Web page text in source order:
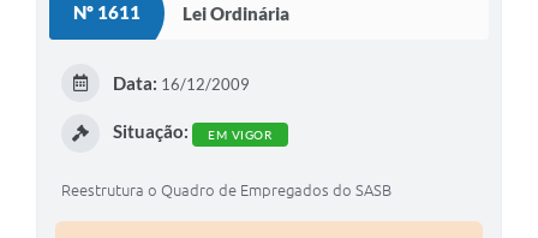
Nº 1611 Lei Ordinária
Data: 16/12/2009
Situação: EM VIGOR
Reestrutura o Quadro de Empregados do SASB